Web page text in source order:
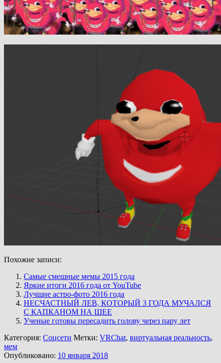
Похожие записи:
Самые смешные мемы 2015 года
Яркие итоги 2016 года от YouTube
Лучшие астро-фото 2016 года
НЕСЧАСТНЫЙ ЛЕВ, КОТОРЫЙ 3 ГОДА МУЧАЛСЯ
С КАПКАНОМ НА ШЕЕ
Ученые готовы пересадить голову через пару лет
Категория: Соцсети Метки: VRChat, виртуальная реальность,
мем
Опубликовано: 10 января 2018